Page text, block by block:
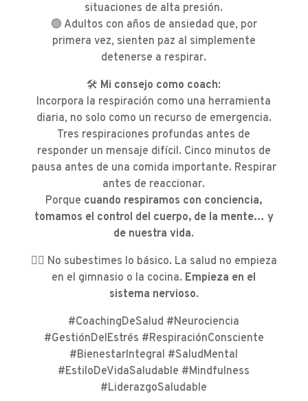
situaciones de alta presión.
🟢 Adultos con años de ansiedad que, por
primera vez, sienten paz al simplemente
detenerse a respirar.
🛠️ Mi consejo como coach:
Incorpora la respiración como una herramienta
diaria, no solo como un recurso de emergencia.
Tres respiraciones profundas antes de
responder un mensaje difícil. Cinco minutos de
pausa antes de una comida importante. Respirar
antes de reaccionar.
Porque cuando respiramos con conciencia,
tomamos el control del cuerpo, de la mente… y
de nuestra vida.
👉🏼 No subestimes lo básico. La salud no empieza
en el gimnasio o la cocina. Empieza en el
sistema nervioso.
#CoachingDeSalud #Neurociencia
#GestiónDelEstrés #RespiraciónConsciente
#BienestarIntegral #SaludMental
#EstiloDeVidaSaludable #Mindfulness
#LiderazgoSaludable